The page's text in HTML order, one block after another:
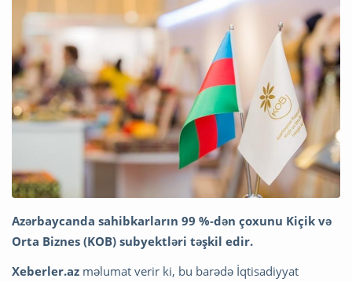
Azərbaycanda sahibkarların 99 %-dən çoxunu Kiçik və
Orta Biznes (KOB) subyektləri təşkil edir.
Xeberler.az məlumat verir ki, bu barədə İqtisadiyyat